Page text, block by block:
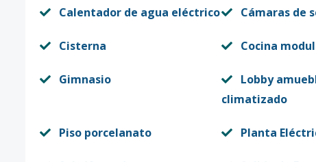
Código 11641-14
Código11641-15
Código11641-16
Calentador de agua eléctrico Cámaras de
Cisterna Cocina
Gimnasio
Lobby
climatizado
Piso porcelanato Planta